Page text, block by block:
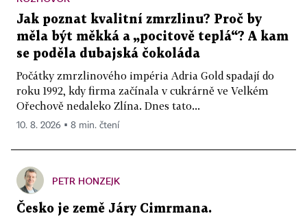
Jak poznat kvalitní zmrzlinu? Proč by
měla být měkká a „pocitově teplá“? A kam
se poděla dubajská čokoláda
Počátky zmrzlinového impéria Adria Gold spadají do
roku 1992, kdy firma začínala v cukrárně ve Velkém
Ořechově nedaleko Zlína. Dnes tato...
10. 8. 2026 ▪ 8 min. čtení
PETR HONZEJK
Česko je země Járy Cimrmana.